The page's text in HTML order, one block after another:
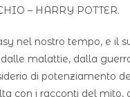
– HARRY POTTER.
nel nostro tempo, e il
malattie, dalla
di potenziamento
con i racconti del